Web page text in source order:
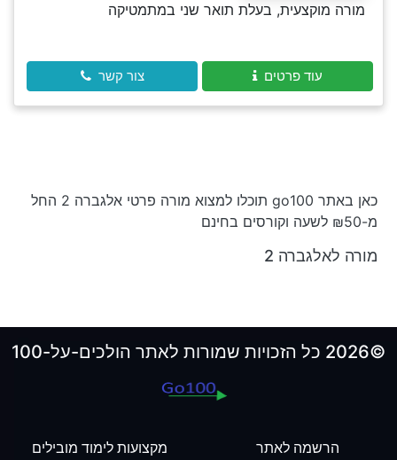
מורה מוקצעית, בעלת תואר שני במתמטיקה
עוד פרטים צור קשר
כאן באתר go100 תוכלו למצוא מורה פרטי אלגברה 2 החל
מ-₪50 לשעה וקורסים בחינם
מורה לאלגברה 2
©2026 כל הזכויות שמורות לאתר הולכים-על-100
הרשמה לאתר
מקצועות לימוד מובילים